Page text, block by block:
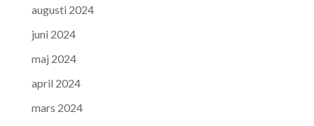
augusti 2024
juni 2024
maj 2024
april 2024
mars 2024